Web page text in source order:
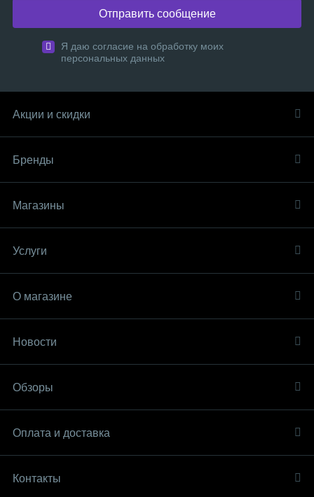
Отправить сообщение
Я даю согласие на обработку моих
персональных данных
Акции и скидки
Бренды
Магазины
Услуги
О магазине
Новости
Обзоры
Оплата и доставка
Контакты